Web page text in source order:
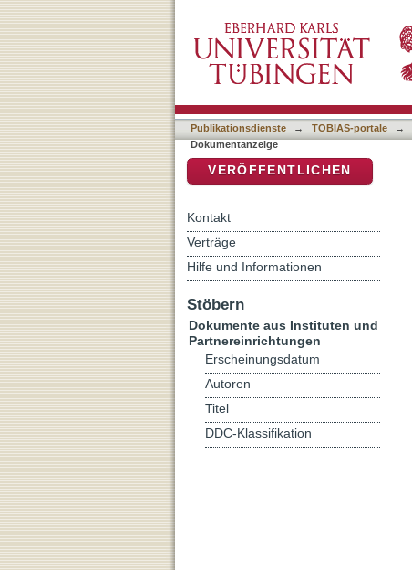
Publikationsdienste → TOBIAS-portale →
Dokumentanzeige
VERÖFFENTLICHEN
Kontakt
Verträge
Hilfe und Informationen
Stöbern
Dokumente aus Instituten und
Partnereinrichtungen
Erscheinungsdatum
Autoren
Titel
DDC-Klassifikation